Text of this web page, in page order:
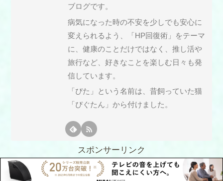
ブログです。
病気になった時の不安を少しでも安心に
変えられるよう、「HP回復術」をテーマ
に、健康のことだけではなく、推し活や
旅行など、好きなことを楽しむ日々も発
信しています。
「ぴた」という名前は、昔飼っていた猫
「ぴぐたん」から付けました。
スポンサーリンク